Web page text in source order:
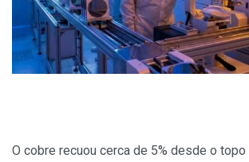
O cobre recuou cerca de 5% desde o